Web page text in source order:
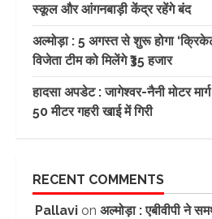
स्कूल और आंगनबाड़ी केंद्र रहेंगे बंद
अल्मोड़ा : 5 अगस्त से शुरू होगा
विजेता टीम को मिलेंगे ₹35 हजार
हादसा अपडेट : जागेश्वर-नैनी मोटर
50 मीटर गहरी खाई में गिरी
RECENT COMMENTS
Pallavi on अल्मोड़ा : एबीवीपी ने